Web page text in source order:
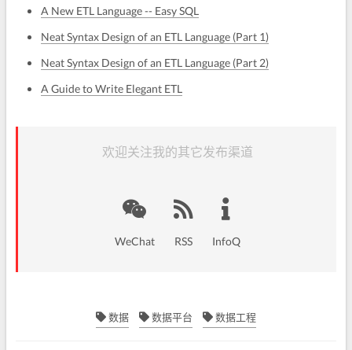
A New ETL Language -- Easy SQL
Neat Syntax Design of an ETL Language (Part 1)
Neat Syntax Design of an ETL Language (Part 2)
A Guide to Write Elegant ETL
欢迎关注我的其它发布渠道
WeChat RSS InfoQ
数据 数据平台 数据工程